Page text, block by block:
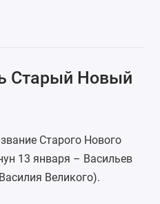
Старый Новый
Старого Нового
13 января – Васильев
Великого).